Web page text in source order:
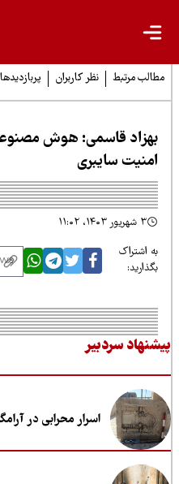
مرتبط نظر کاربران پربازدیدها
قاسمی: هوش مصنوعی،
سایبری
اشتراک
سردبیر
اسرار محرابی در آرامگاه